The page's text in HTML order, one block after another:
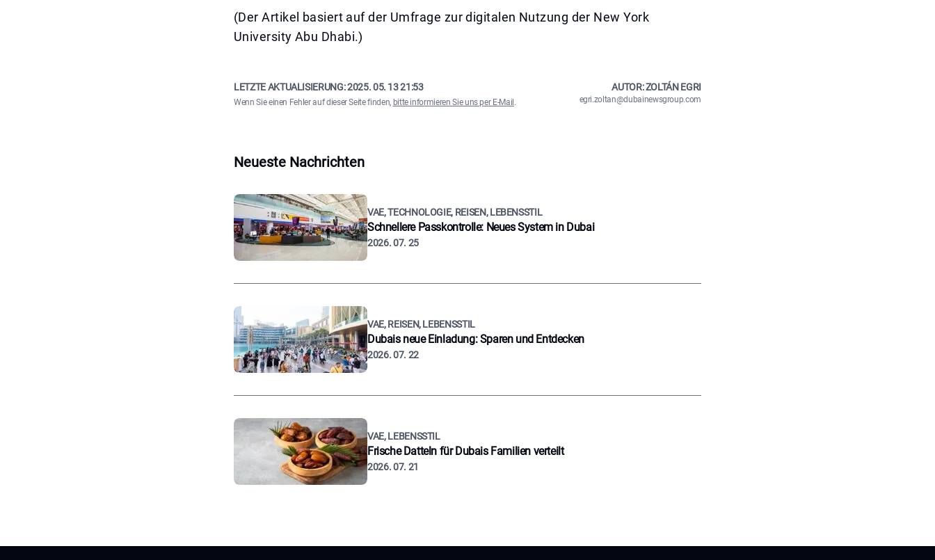
(Der Artikel basiert auf der Umfrage zur digitalen Nutzung der New York
University Abu Dhabi.)
LETZTE AKTUALISIERUNG:2025. 05. 13 21:53
Wenn Sie einen Fehler auf dieser Seite finden, bitte informieren Sie uns per E-Mail .
AUTOR: ZOLTÁN EGRI
egri.zoltan@dubainewsgroup.com
Neueste Nachrichten
VAE, TECHNOLOGIE, REISEN, LEBENSSTIL
Schnellere Passkontrolle: Neues System in Dubai
2026. 07. 25
VAE, REISEN, LEBENSSTIL
Dubais neue Einladung: Sparen und Entdecken
2026. 07. 22
VAE, LEBENSSTIL
Frische Datteln für Dubais Familien verteilt
2026. 07. 21